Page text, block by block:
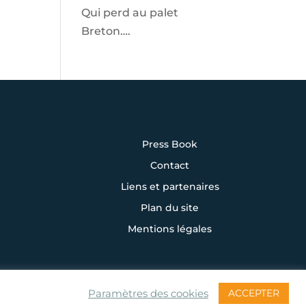
Qui perd au palet
Breton….
Press Book
Contact
Liens et partenaires
Plan du site
Mentions légales
Paramètres des cookies ACCEPTER